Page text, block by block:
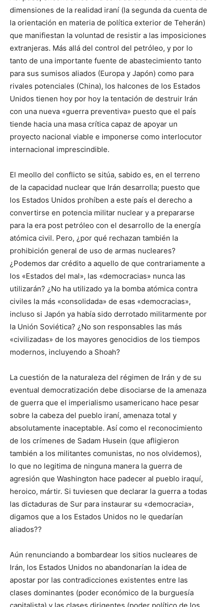
dimensiones de la realidad iraní (la segunda da cuenta de
la orientación en materia de política exterior de Teherán)
que manifiestan la voluntad de resistir a las imposiciones
extranjeras. Más allá del control del petróleo, y por lo
tanto de una importante fuente de abastecimiento tanto
para sus sumisos aliados (Europa y Japón) como para
rivales potenciales (China), los halcones de los Estados
Unidos tienen hoy por hoy la tentación de destruir Irán
con una nueva «guerra preventiva» puesto que el país
tiende hacia una masa crítica capaz de apoyar un
proyecto nacional viable e imponerse como interlocutor
internacional imprescindible.
El meollo del conflicto se sitúa, sabido es, en el terreno
de la capacidad nuclear que Irán desarrolla; puesto que
los Estados Unidos prohíben a este país el derecho a
convertirse en potencia militar nuclear y a prepararse
para la era post petróleo con el desarrollo de la energía
atómica civil. Pero, ¿por qué rechazan también la
prohibición general de uso de armas nucleares?
¿Podemos dar crédito a aquello de que contrariamente a
los «Estados del mal», las «democracias» nunca las
utilizarán? ¿No ha utilizado ya la bomba atómica contra
civiles la más «consolidada» de esas «democracias»,
incluso si Japón ya había sido derrotado militarmente por
la Unión Soviética? ¿No son responsables las más
«civilizadas» de los mayores genocidios de los tiempos
modernos, incluyendo a Shoah?
La cuestión de la naturaleza del régimen de Irán y de su
eventual democratización debe disociarse de la amenaza
de guerra que el imperialismo usamericano hace pesar
sobre la cabeza del pueblo iraní, amenaza total y
absolutamente inaceptable. Así como el reconocimiento
de los crímenes de Sadam Husein (que afligieron
también a los militantes comunistas, no nos olvidemos),
lo que no legitima de ninguna manera la guerra de
agresión que Washington hace padecer al pueblo iraquí,
heroico, mártir. Si tuviesen que declarar la guerra a todas
las dictaduras de Sur para instaurar su «democracia»,
digamos que a los Estados Unidos no le quedarían
aliados??
Aún renunciando a bombardear los sitios nucleares de
Irán, los Estados Unidos no abandonarían la idea de
apostar por las contradicciones existentes entre las
clases dominantes (poder económico de la burguesía